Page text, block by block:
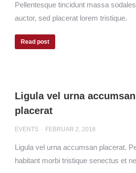
Pellentesque tincidunt massa
auctor, sed placerat lorem tristique.
Read post
Ligula vel urna accumsan
placerat
EVENTS FEBRUAR 2, 2018
Ligula vel urna accumsan placerat.
habitant morbi tristique senectus et